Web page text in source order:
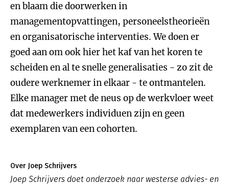
en blaam die doorwerken in
managementopvattingen, personeelstheorieën
en organisatorische interventies. We doen er
goed aan om ook hier het kaf van het koren te
scheiden en al te snelle generalisaties - zo zit de
oudere werknemer in elkaar - te ontmantelen.
Elke manager met de neus op de werkvloer weet
dat medewerkers individuen zijn en geen
exemplaren van een cohorten.
Over Joep Schrijvers
Joep Schrijvers doet onderzoek naar westerse advies- en